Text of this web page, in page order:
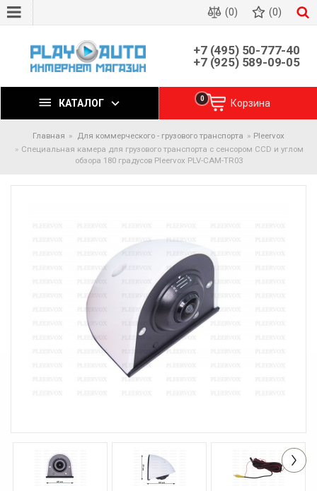
(0) (0)
+7 (495) 50-777-40
+7 (925) 589-09-05
КАТАЛОГ Корзина
0
Главная Для коммерческого - грузового транспорта
Pleervox
Специальная камера для грузового транспорта с сенсором CCD и углом
обзора 180 градусов Pleervox PLV-CAM-TR03